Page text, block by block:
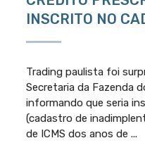
INSCRITO NO
Trading paulista foi
Secretaria da Fazenda
informando que seria
(cadastro de
de ICMS dos anos de ...